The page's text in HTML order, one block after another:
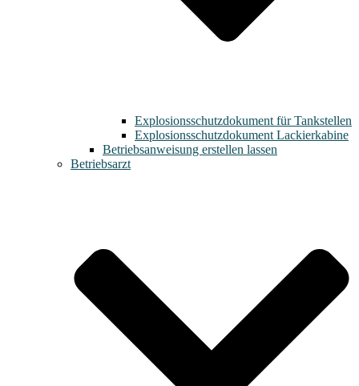
Explosionsschutzdokument für Tankstellen
Explosionsschutzdokument Lackierkabine
Betriebsanweisung erstellen lassen
Betriebsarzt